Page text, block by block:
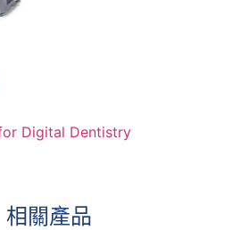
Digital Dentistry
相關產品